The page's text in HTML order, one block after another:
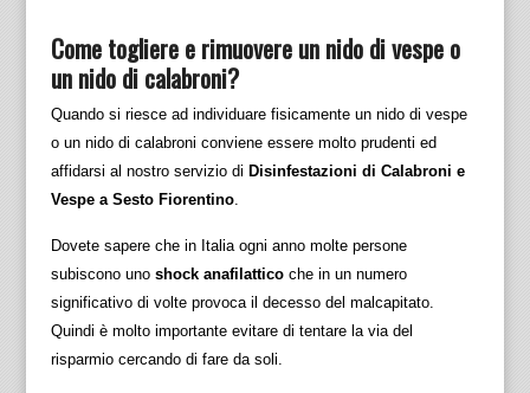
Come togliere e rimuovere un nido di vespe o
un nido di calabroni?
Quando si riesce ad individuare fisicamente un nido di vespe
o un nido di calabroni conviene essere molto prudenti ed
affidarsi al nostro servizio di Disinfestazioni di Calabroni e
Vespe a Sesto Fiorentino.
Dovete sapere che in Italia ogni anno molte persone
subiscono uno shock anafilatticoche in un numero
significativo di volte provoca il decesso del malcapitato.
Quindi è molto importante evitare di tentare la via del
risparmio cercando di fare da soli.